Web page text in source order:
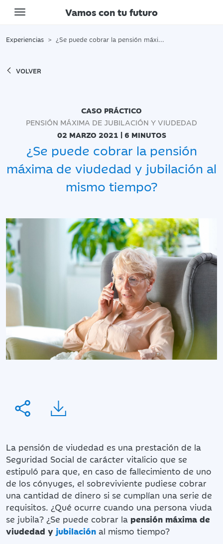
Toggle navigation
Vamos con tu futuro
Experiencias ¿Se puede cobrar la pensión máxima de viudedad y jubilación al mismo tiempo?
VOLVER
CASO PRÁCTICO
PENSIÓN MÁXIMA DE JUBILACIÓN Y VIUDEDAD
02 MARZO 2021 | 6 MINUTOS
¿Se puede cobrar la pensión
máxima de viudedad y jubilación al
mismo tiempo?
La pensión de viudedad es una prestación de la
Seguridad Social de carácter vitalicio que se
estipuló para que, en caso de fallecimiento de uno
de los cónyuges, el sobreviviente pudiese cobrar
una cantidad de dinero si se cumplían una serie de
requisitos. ¿Qué ocurre cuando una persona viuda
se jubila? ¿Se puede cobrar la pensión máxima de
viudedad y jubilación al mismo tiempo?